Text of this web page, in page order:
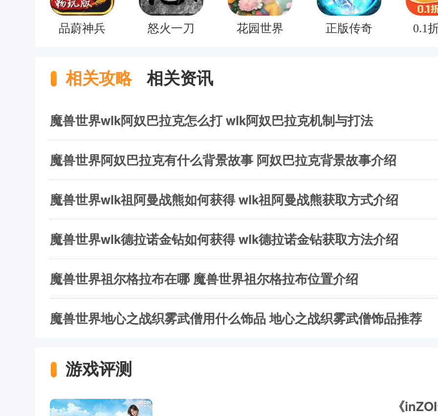
品蔚神兵 怒火一刀 花园世界 正版传奇 0.1
相关攻略 相关资讯
魔兽世界wlk阿奴巴拉克怎么打 wlk阿奴巴拉克机制与打法
魔兽世界阿奴巴拉克有什么背景故事 阿奴巴拉克背景故事介绍
魔兽世界wlk祖阿曼战熊如何获得 wlk祖阿曼战熊获取方式介绍
魔兽世界wlk德拉诺金钻如何获得 wlk德拉诺金钻获取方法介绍
魔兽世界祖尔格拉布在哪 魔兽世界祖尔格拉布位置介绍
魔兽世界地心之战织雾武僧用什么饰品 地心之战织雾武僧饰品推荐
游戏评测
《